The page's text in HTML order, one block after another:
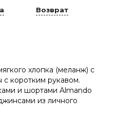
Возврат
хлопка (меланж) с
коротким рукавом.
и шортами Almando
из личного